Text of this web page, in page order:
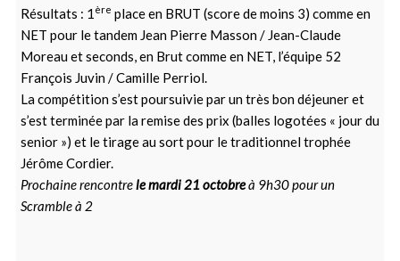
Résultats : 1 ère place en BRUT (score de moins 3) comme en
NET pour le tandem Jean Pierre Masson / Jean-Claude
Moreau et seconds, en Brut comme en NET, l’équipe 52
François Juvin / Camille Perriol.
La compétition s’est poursuivie par un très bon déjeuner et
s’est terminée par la remise des prix (balles logotées « jour du
senior ») et le tirage au sort pour le traditionnel trophée
Jérôme Cordier.
Prochaine rencontrele mardi 21 octobreà 9h30 pour un
Scramble à 2